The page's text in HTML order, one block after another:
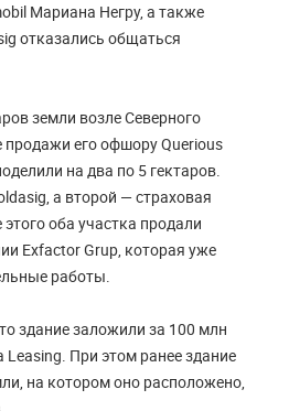
Мариана Негру, а также
отказались общаться
земли возле Северного
продажи его офшору Querious
на два по 5 гектаров.
а второй — страховая
оба участка продали
Exfactor Grup, которая уже
работы.
здание заложили за 100 млн
При этом ранее здание
на котором оно расположено,